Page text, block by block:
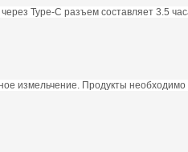
Type-C разъем составляет 3.5
Продукты необходимо